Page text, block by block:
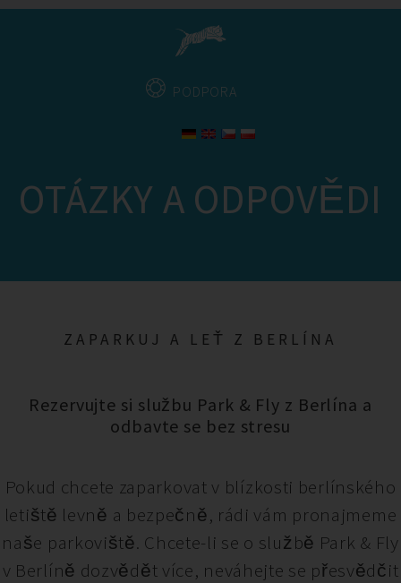
PODPORA
OTÁZKY A ODPOVĚDI
ZAPARKUJ A LEŤ Z BERLÍNA
Rezervujte si službu Park & Fly z Berlína a
odbavte se bez stresu
Pokud chcete zaparkovat v blízkosti berlínského
letiště levně a bezpečně, rádi vám pronajmeme
naše parkoviště. Chcete-li se o službě Park & Fly
v Berlíně dozvědět více, neváhejte se přesvědčit